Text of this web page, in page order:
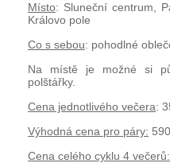
Místo: Sluneční centrum ,
Královo pole
Co s sebou: pohodlné
Na místě je možné si
polštářky.
Cena jednotlivého večera:
Výhodná cena pro páry:
Cena celého cyklu 4 večerů: